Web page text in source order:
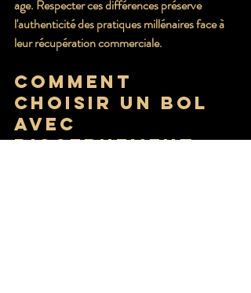
age. Respecter ces différences préserve
l'authenticité des pratiques millénaires face à
leur récupération commerciale.
Comment
choisir un bol
avec
discernement